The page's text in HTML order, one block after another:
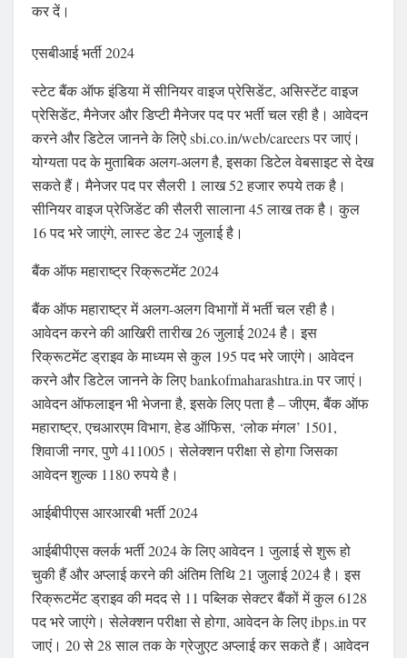
कर दें।
एसबीआई भर्ती 2024
स्टेट बैंक ऑफ इंडिया में सीनियर वाइज प्रेसिडेंट, असिस्टेंट वाइज
प्रेसिडेंट, मैनेजर और डिप्टी मैनेजर पद पर भर्ती चल रही है। आवेदन
करने और डिटेल जानने के लिऐ sbi.co.in/web/careers पर जाएं।
योग्यता पद के मुताबिक अलग-अलग है, इसका डिटेल वेबसाइट से देख
सकते हैं। मैनेजर पद पर सैलरी 1 लाख 52 हजार रुपये तक है।
सीनियर वाइज प्रेजिडेंट की सैलरी सालाना 45 लाख तक है। कुल
16 पद भरे जाएंगे, लास्ट डेट 24 जुलाई है।
बैंक ऑफ महाराष्ट्र रिक्रूटमेंट 2024
बैंक ऑफ महाराष्ट्र में अलग-अलग विभागों में भर्ती चल रही है।
आवेदन करने की आखिरी तारीख 26 जुलाई 2024 है। इस
रिक्रूटमेंट ड्राइव के माध्यम से कुल 195 पद भरे जाएंगे। आवेदन
करने और डिटेल जानने के लिए bankofmaharashtra.in पर जाएं।
आवेदन ऑफलाइन भी भेजना है, इसके लिए पता है – जीएम, बैंक ऑफ
महाराष्ट्र, एचआरएम विभाग, हेड ऑफिस, ‘लोक मंगल’ 1501,
शिवाजी नगर, पुणे 411005। सेलेक्शन परीक्षा से होगा जिसका
आवेदन शुल्क 1180 रुपये है।
आईबीपीएस आरआरबी भर्ती 2024
आईबीपीएस क्लर्क भर्ती 2024 के लिए आवेदन 1 जुलाई से शुरू हो
चुकी हैं और अप्लाई करने की अंतिम तिथि 21 जुलाई 2024 है। इस
रिक्रूटमेंट ड्राइव की मदद से 11 पब्लिक सेक्टर बैंकों में कुल 6128
पद भरे जाएंगे। सेलेक्शन परीक्षा से होगा, आवेदन के लिए ibps.in पर
जाएं। 20 से 28 साल तक के ग्रेजुएट अप्लाई कर सकते हैं। आवेदन